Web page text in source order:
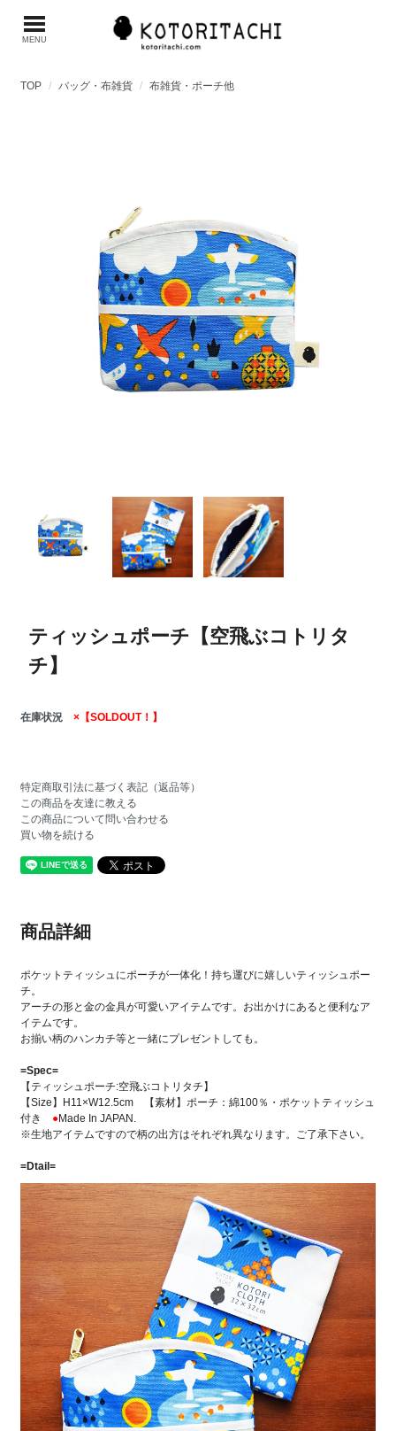
MENU
TOP バッグ・布雑貨 布雑貨・ポーチ他
ティッシュポーチ【空飛ぶコトリタ
チ】
在庫状況 ×【SOLDOUT！】
特定商取引法に基づく表記（返品等）
この商品を友達に教える
この商品について問い合わせる
買い物を続ける
商品詳細
ポケットティッシュにポーチが一体化！持ち運びに嬉しいティッシュポー
チ。
アーチの形と金の金具が可愛いアイテムです。お出かけにあると便利なア
イテムです。
お揃い柄のハンカチ等と一緒にプレゼントしても。
=Spec=
【ティッシュポーチ:空飛ぶコトリタチ】
【Size】H11×W12.5cm 【素材】ポーチ：綿100％・ポケットティッシュ
付き ●Made In JAPAN.
※生地アイテムですので柄の出方はそれぞれ異なります。ご了承下さい。
=Dtail=